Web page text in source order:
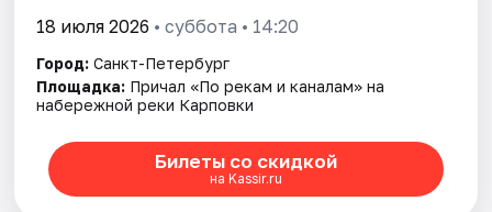
Рейтинги
18 июля 2026 • суббота • 14:20
Город: Санкт-Петербург
Площадка: Причал «По рекам и каналам» на
набережной реки Карповки
Билеты со скидкой
на Kassir.ru